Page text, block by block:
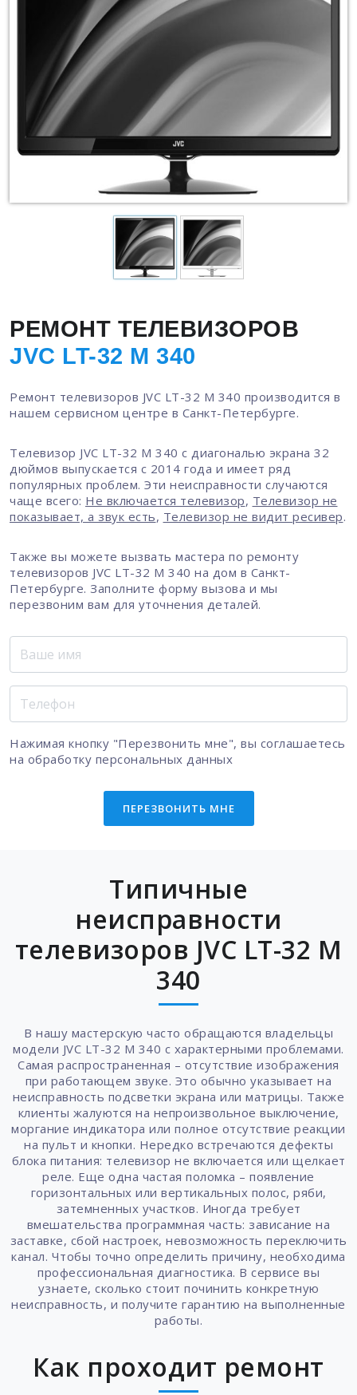
РЕМОНТ ТЕЛЕВИЗОРОВ
JVC LT-32 M 340
Ремонт телевизоров JVC LT-32 M 340 производится в
нашем сервисном центре в Санкт-Петербурге.
Телевизор JVC LT-32 M 340 с диагональю экрана 32
дюймов выпускается с 2014 года и имеет ряд
популярных проблем. Эти неисправности случаются
чаще всего: Не включается телевизор, Телевизор не
показывает, а звук есть, Телевизор не видит ресивер.
Также вы можете вызвать мастера по ремонту
телевизоров JVC LT-32 M 340 на дом в Санкт-
Петербурге. Заполните форму вызова и мы
перезвоним вам для уточнения деталей.
Нажимая кнопку "Перезвонить мне", вы соглашаетесь
на обработку персональных данных
ПЕРЕЗВОНИТЬ МНЕ
Типичные
неисправности
телевизоров JVC LT-32 M
340
В нашу мастерскую часто обращаются владельцы
модели JVC LT-32 M 340 с характерными проблемами.
Самая распространенная – отсутствие изображения
при работающем звуке. Это обычно указывает на
неисправность подсветки экрана или матрицы. Также
клиенты жалуются на непроизвольное выключение,
моргание индикатора или полное отсутствие реакции
на пульт и кнопки. Нередко встречаются дефекты
блока питания: телевизор не включается или щелкает
реле. Еще одна частая поломка – появление
горизонтальных или вертикальных полос, ряби,
затемненных участков. Иногда требует
вмешательства программная часть: зависание на
заставке, сбой настроек, невозможность переключить
канал. Чтобы точно определить причину, необходима
профессиональная диагностика. В сервисе вы
узнаете, сколько стоит починить конкретную
неисправность, и получите гарантию на выполненные
работы.
Как проходит ремонт